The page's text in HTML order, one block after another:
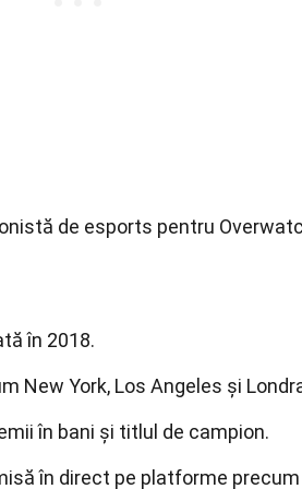
de esports pentru
în 2018.
New York, Los Angeles și
în bani și titlul de campion.
în direct pe platforme